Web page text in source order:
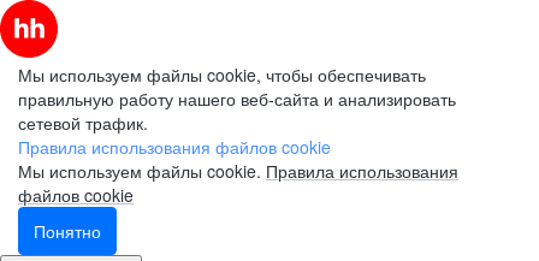
Мы используем файлы cookie, чтобы обеспечивать
правильную работу нашего веб-сайта и анализировать
сетевой трафик.
Правила использования файлов cookie
Мы используем файлы cookie. Правила использования
файлов cookie
Понятно